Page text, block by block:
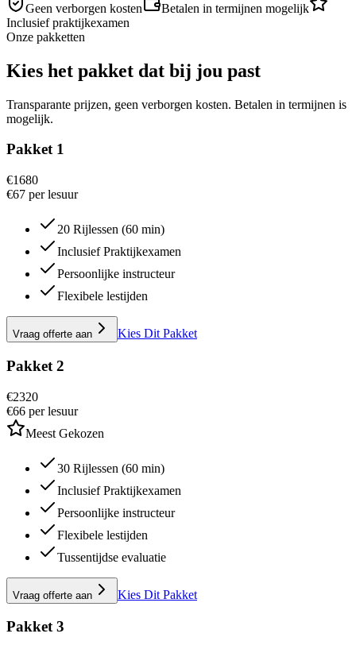
Geen verborgen kosten
Betalen in termijnen mogelijk
Inclusief praktijkexamen
Onze pakketten
Kies het pakket dat bij jou past
Transparante prijzen, geen verborgen kosten. Betalen in termijnen is
mogelijk.
Pakket 1
€1680
€67 per lesuur
20 Rijlessen (60 min)
Inclusief Praktijkexamen
Persoonlijke instructeur
Flexibele lestijden
Vraag offerte aan Kies Dit Pakket
Pakket 2
€2320
€66 per lesuur
Meest Gekozen
30 Rijlessen (60 min)
Inclusief Praktijkexamen
Persoonlijke instructeur
Flexibele lestijden
Tussentijdse evaluatie
Vraag offerte aan Kies Dit Pakket
Pakket 3